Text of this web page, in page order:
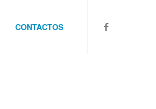
CONTACTOS